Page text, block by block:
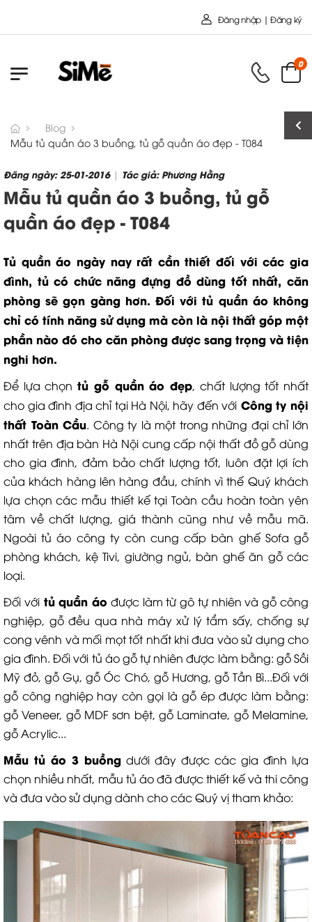
Chào mừng bạn đến với Nội
Đăng nhập | Đăng ký
0
Blog
Mẫu tủ quần áo 3 buồng, tủ gỗ quần áo đẹp - T084
Đăng ngày: 25-01-2016| Tác giả: Phương Hằng
Mẫu tủ quần áo 3 buồng, tủ gỗ
quần áo đẹp - T084
Tủ quần áo ngày nay rất cần thiết đối với các gia
đình, tủ có chức năng đựng đồ dùng tốt nhất, căn
phòng sẽ gọn gàng hơn. Đối với tủ quần áo không
chỉ có tính năng sử dụng mà còn là nội thất góp một
phần nào đó cho căn phòng được sang trọng và tiện
nghi hơn.
Để lựa chọntủ gỗ quần áo đẹp, chất lượng tốt nhất
cho gia đình địa chỉ tại Hà Nội, hãy đến với Công ty nội
thất Toàn Cầu. Công ty là một trong những đại chỉ lớn
nhất trên địa bàn Hà Nội cung cấp nội thất đồ gỗ dùng
cho gia đình, đảm bảo chất lượng tốt, luôn đặt lợi ích
của khách hàng lên hàng đầu, chính vì thế Quý khách
lựa chọn các mẫu thiết kế tại Toàn cầu hoàn toàn yên
tâm về chất lượng, giá thành cũng như về mẫu mã.
Ngoài tủ áo công ty còn cung cấp bàn ghế Sofa gỗ
phòng khách, kệ Tivi, giường ngủ, bàn ghế ăn gỗ các
loại.
Đối vớitủ quần áo được làm từ gô tự nhiên và gỗ công
nghiệp, gỗ đều qua nhà máy xử lý tẩm sấy, chống sự
cong vênh và mối mọt tốt nhất khi đưa vào sử dụng cho
gia đình. Đối với tủ áo gỗ tự nhiên được làm bằng: gỗ Sồi
Mỹ đỏ, gỗ Gụ, gỗ Óc Chó, gỗ Hương, gỗ Tần Bì...Đối với
gỗ công nghiệp hay còn gọi là gỗ ép được làm bằng:
gỗ Veneer, gỗ MDF sơn bệt, gỗ Laminate, gỗ Melamine,
gỗ Acrylic...
Mẫu tủ áo 3 buồng dưới đây được các gia đình lựa
chọn nhiều nhất, mẫu tủ áo đã được thiết kế và thi công
và đưa vào sử dụng dành cho các Quý vị tham khảo: